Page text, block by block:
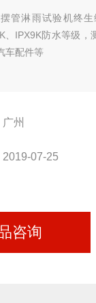
摆管淋雨试验机终生
、IPX9K防水等级，
车配件等
广州
2019-07-25
咨询